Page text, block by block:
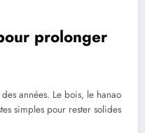
prolonger
années. Le bois, le hanao
simples pour rester solides